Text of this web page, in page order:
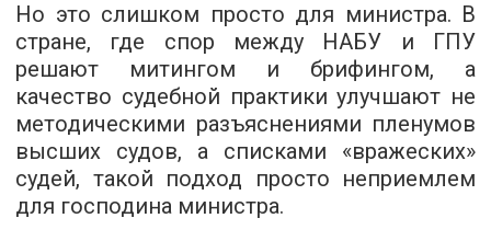
Но это слишком просто для министра. В
стране, где спор между НАБУ и ГПУ
решают митингом и брифингом, а
качество судебной практики улучшают не
методическими разъяснениями пленумов
высших судов, а списками «вражеских»
судей, такой подход просто неприемлем
для господина министра.